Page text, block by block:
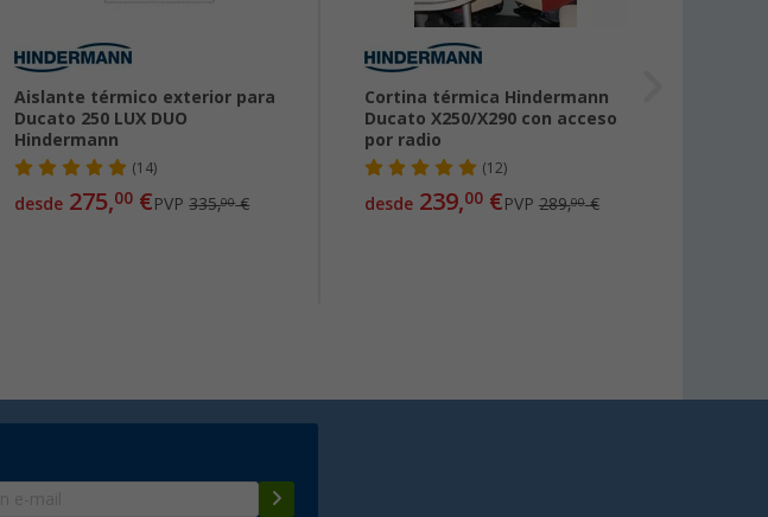
Aislante térmico exterior para
Ducato 250 LUX DUO
Hindermann
(14)
desde 275,00 €PVP335,00€
Cortina térmica Hindermann
Ducato X250/X290 con acceso
por radio
(12)
desde239,00€PVP 289,00€